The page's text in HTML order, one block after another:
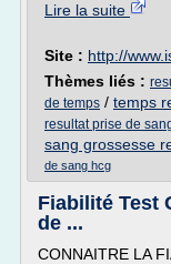
Lire la suite
Site : http://
Thèmes liés :
de temps / temps
resultat prise de
sang grossesse
de sang hcg
Fiabilité Test
de ...
CONNAITRE LA